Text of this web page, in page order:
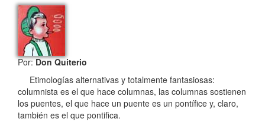
Por:Don Quiterio
Etimologías alternativas y totalmente fantasiosas:
columnista es el que hace columnas, las columnas sostienen
los puentes, el que hace un puente es un pontífice y, claro,
también es el que pontifica.